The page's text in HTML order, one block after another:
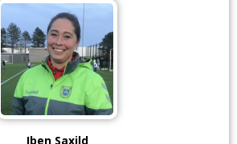
Iben Saxild